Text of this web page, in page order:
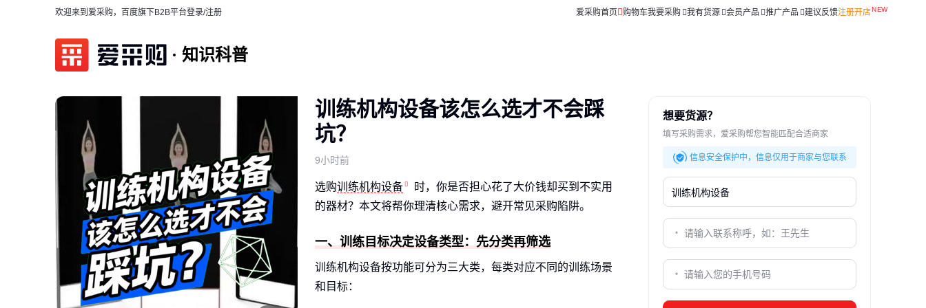
欢迎来到爱采购，百度旗下B2B平台登录/注册 爱采购首页 购物车我要采购 我有货源 会员产品 推广产品 建议反馈注册开店
知识科普
训练机构设备该怎么选才不会踩
坑？
9小时前
选购训练机构设备
时，你是否担心花了大价钱却买到不实用
的器材？本文将帮你理清核心需求，避开常见采购陷阱。
一、训练目标决定设备类型：先分类再筛选
训练机构设备按功能可分为三大类，每类对应不同的训练场景
和目标：
想要货源？
填写采购需求，爱采购帮您智能匹配合适商家
信息安全保护中，信息仅用于商家与您联系